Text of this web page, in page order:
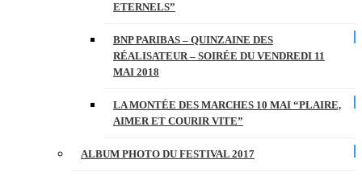
ETERNELS”
BNP PARIBAS – QUINZAINE DES
RÉALISATEUR – SOIRÉE DU VENDREDI 11
MAI 2018
LA MONTÉE DES MARCHES 10 MAI “PLAIRE,
AIMER ET COURIR VITE”
ALBUM PHOTO DU FESTIVAL 2017